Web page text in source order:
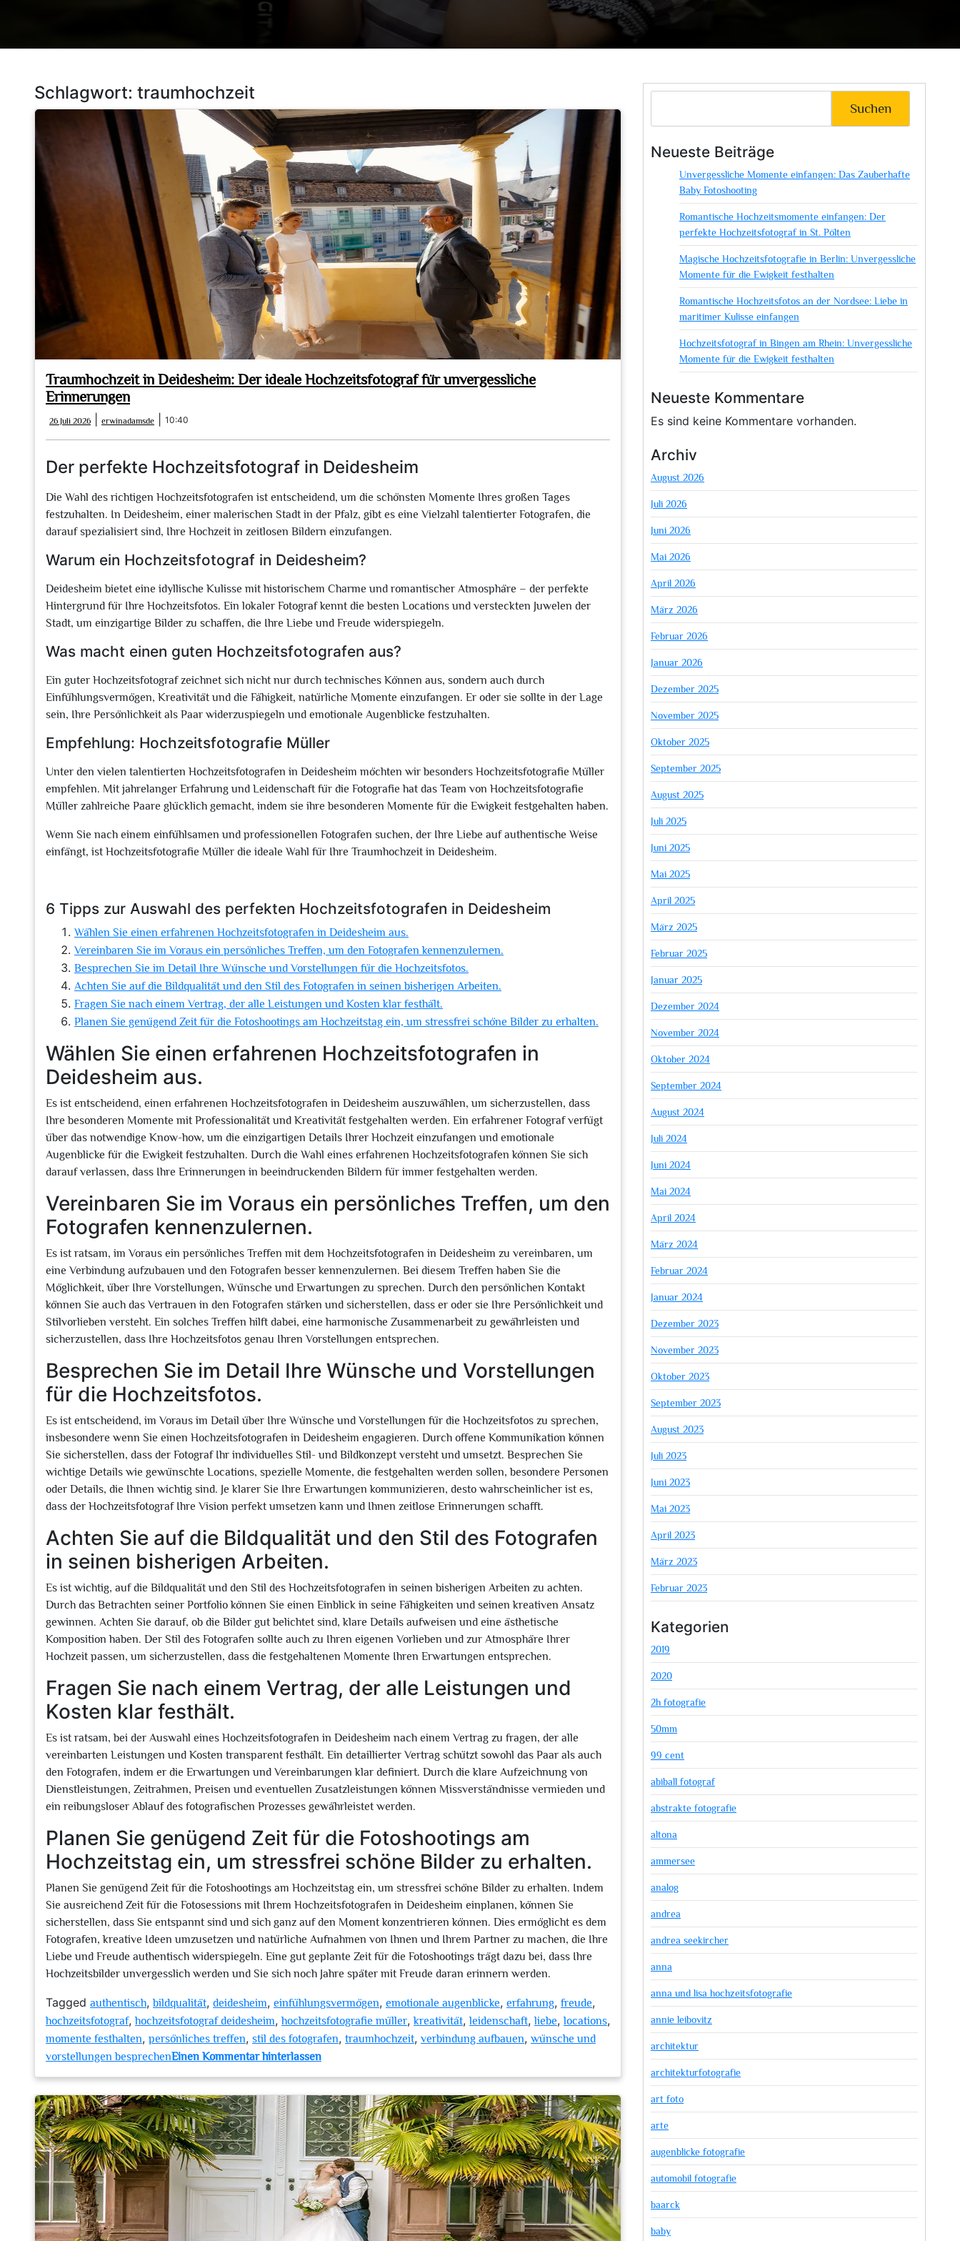
Schlagwort: traumhochzeit
Traumhochzeit in Deidesheim: Der ideale Hochzeitsfotograf für unvergessliche
Erinnerungen
26 Juli 2026
Juli
2026
erwinadamsde erwinadamsde
10:40
Der perfekte Hochzeitsfotograf in Deidesheim
Die Wahl des richtigen Hochzeitsfotografen ist entscheidend, um die schönsten Momente Ihres großen Tages
festzuhalten. In Deidesheim, einer malerischen Stadt in der Pfalz, gibt es eine Vielzahl talentierter Fotografen, die
darauf spezialisiert sind, Ihre Hochzeit in zeitlosen Bildern einzufangen.
Warum ein Hochzeitsfotograf in Deidesheim?
Deidesheim bietet eine idyllische Kulisse mit historischem Charme und romantischer Atmosphäre – der perfekte
Hintergrund für Ihre Hochzeitsfotos. Ein lokaler Fotograf kennt die besten Locations und versteckten Juwelen der
Stadt, um einzigartige Bilder zu schaffen, die Ihre Liebe und Freude widerspiegeln.
Was macht einen guten Hochzeitsfotografen aus?
Ein guter Hochzeitsfotograf zeichnet sich nicht nur durch technisches Können aus, sondern auch durch
Einfühlungsvermögen, Kreativität und die Fähigkeit, natürliche Momente einzufangen. Er oder sie sollte in der Lage
sein, Ihre Persönlichkeit als Paar widerzuspiegeln und emotionale Augenblicke festzuhalten.
Empfehlung: Hochzeitsfotografie Müller
Unter den vielen talentierten Hochzeitsfotografen in Deidesheim möchten wir besonders Hochzeitsfotografie Müller
empfehlen. Mit jahrelanger Erfahrung und Leidenschaft für die Fotografie hat das Team von Hochzeitsfotografie
Müller zahlreiche Paare glücklich gemacht, indem sie ihre besonderen Momente für die Ewigkeit festgehalten haben.
Wenn Sie nach einem einfühlsamen und professionellen Fotografen suchen, der Ihre Liebe auf authentische Weise
einfängt, ist Hochzeitsfotografie Müller die ideale Wahl für Ihre Traumhochzeit in Deidesheim.
6 Tipps zur Auswahl des perfekten Hochzeitsfotografen in Deidesheim
Wählen Sie einen erfahrenen Hochzeitsfotografen in Deidesheim aus.
Vereinbaren Sie im Voraus ein persönliches Treffen, um den Fotografen kennenzulernen.
Besprechen Sie im Detail Ihre Wünsche und Vorstellungen für die Hochzeitsfotos.
Achten Sie auf die Bildqualität und den Stil des Fotografen in seinen bisherigen Arbeiten.
Fragen Sie nach einem Vertrag, der alle Leistungen und Kosten klar festhält.
Planen Sie genügend Zeit für die Fotoshootings am Hochzeitstag ein, um stressfrei schöne Bilder zu erhalten.
Wählen Sie einen erfahrenen Hochzeitsfotografen in
Deidesheim aus.
Es ist entscheidend, einen erfahrenen Hochzeitsfotografen in Deidesheim auszuwählen, um sicherzustellen, dass
Ihre besonderen Momente mit Professionalität und Kreativität festgehalten werden. Ein erfahrener Fotograf verfügt
über das notwendige Know-how, um die einzigartigen Details Ihrer Hochzeit einzufangen und emotionale
Augenblicke für die Ewigkeit festzuhalten. Durch die Wahl eines erfahrenen Hochzeitsfotografen können Sie sich
darauf verlassen, dass Ihre Erinnerungen in beeindruckenden Bildern für immer festgehalten werden.
Vereinbaren Sie im Voraus ein persönliches Treffen, um den
Fotografen kennenzulernen.
Es ist ratsam, im Voraus ein persönliches Treffen mit dem Hochzeitsfotografen in Deidesheim zu vereinbaren, um
eine Verbindung aufzubauen und den Fotografen besser kennenzulernen. Bei diesem Treffen haben Sie die
Möglichkeit, über Ihre Vorstellungen, Wünsche und Erwartungen zu sprechen. Durch den persönlichen Kontakt
können Sie auch das Vertrauen in den Fotografen stärken und sicherstellen, dass er oder sie Ihre Persönlichkeit und
Stilvorlieben versteht. Ein solches Treffen hilft dabei, eine harmonische Zusammenarbeit zu gewährleisten und
sicherzustellen, dass Ihre Hochzeitsfotos genau Ihren Vorstellungen entsprechen.
Besprechen Sie im Detail Ihre Wünsche und Vorstellungen
für die Hochzeitsfotos.
Es ist entscheidend, im Voraus im Detail über Ihre Wünsche und Vorstellungen für die Hochzeitsfotos zu sprechen,
insbesondere wenn Sie einen Hochzeitsfotografen in Deidesheim engagieren. Durch offene Kommunikation können
Sie sicherstellen, dass der Fotograf Ihr individuelles Stil- und Bildkonzept versteht und umsetzt. Besprechen Sie
wichtige Details wie gewünschte Locations, spezielle Momente, die festgehalten werden sollen, besondere Personen
oder Details, die Ihnen wichtig sind. Je klarer Sie Ihre Erwartungen kommunizieren, desto wahrscheinlicher ist es,
dass der Hochzeitsfotograf Ihre Vision perfekt umsetzen kann und Ihnen zeitlose Erinnerungen schafft.
Achten Sie auf die Bildqualität und den Stil des Fotografen
in seinen bisherigen Arbeiten.
Es ist wichtig, auf die Bildqualität und den Stil des Hochzeitsfotografen in seinen bisherigen Arbeiten zu achten.
Durch das Betrachten seiner Portfolio können Sie einen Einblick in seine Fähigkeiten und seinen kreativen Ansatz
gewinnen. Achten Sie darauf, ob die Bilder gut belichtet sind, klare Details aufweisen und eine ästhetische
Komposition haben. Der Stil des Fotografen sollte auch zu Ihren eigenen Vorlieben und zur Atmosphäre Ihrer
Hochzeit passen, um sicherzustellen, dass die festgehaltenen Momente Ihren Erwartungen entsprechen.
Fragen Sie nach einem Vertrag, der alle Leistungen und
Kosten klar festhält.
Es ist ratsam, bei der Auswahl eines Hochzeitsfotografen in Deidesheim nach einem Vertrag zu fragen, der alle
vereinbarten Leistungen und Kosten transparent festhält. Ein detaillierter Vertrag schützt sowohl das Paar als auch
den Fotografen, indem er die Erwartungen und Vereinbarungen klar definiert. Durch die klare Aufzeichnung von
Dienstleistungen, Zeitrahmen, Preisen und eventuellen Zusatzleistungen können Missverständnisse vermieden und
ein reibungsloser Ablauf des fotografischen Prozesses gewährleistet werden.
Planen Sie genügend Zeit für die Fotoshootings am
Hochzeitstag ein, um stressfrei schöne Bilder zu erhalten.
Planen Sie genügend Zeit für die Fotoshootings am Hochzeitstag ein, um stressfrei schöne Bilder zu erhalten. Indem
Sie ausreichend Zeit für die Fotosessions mit Ihrem Hochzeitsfotografen in Deidesheim einplanen, können Sie
sicherstellen, dass Sie entspannt sind und sich ganz auf den Moment konzentrieren können. Dies ermöglicht es dem
Fotografen, kreative Ideen umzusetzen und natürliche Aufnahmen von Ihnen und Ihrem Partner zu machen, die Ihre
Liebe und Freude authentisch widerspiegeln. Eine gut geplante Zeit für die Fotoshootings trägt dazu bei, dass Ihre
Hochzeitsbilder unvergesslich werden und Sie sich noch Jahre später mit Freude daran erinnern werden.
Tagged authentisch,bildqualität, deidesheim, einfühlungsvermögen, emotionale augenblicke, erfahrung, freude,
hochzeitsfotograf,hochzeitsfotograf deidesheim,hochzeitsfotografie müller,kreativität,leidenschaft,liebe,locations,
momente festhalten, persönliches treffen, stil des fotografen, traumhochzeit, verbindung aufbauen, wünsche und
vorstellungen besprechenEinen Kommentar hinterlassenzu
Deidesheim:
Der
ideale
Hochzeitsfotograf
für
unvergessliche
Erinnerungen
Suchen
Neueste Beiträge
Unvergessliche Momente einfangen: Das Zauberhafte
Baby Fotoshooting
Romantische Hochzeitsmomente einfangen: Der
perfekte Hochzeitsfotograf in St. Pölten
Magische Hochzeitsfotografie in Berlin: Unvergessliche
Momente für die Ewigkeit festhalten
Romantische Hochzeitsfotos an der Nordsee: Liebe in
maritimer Kulisse einfangen
Hochzeitsfotograf in Bingen am Rhein: Unvergessliche
Momente für die Ewigkeit festhalten
Neueste Kommentare
Es sind keine Kommentare vorhanden.
Archiv
August 2026
Juli 2026
Juni 2026
Mai 2026
April 2026
März 2026
Februar 2026
Januar 2026
Dezember 2025
November 2025
Oktober 2025
September 2025
August 2025
Juli 2025
Juni 2025
Mai 2025
April 2025
März 2025
Februar 2025
Januar 2025
Dezember 2024
November 2024
Oktober 2024
September 2024
August 2024
Juli 2024
Juni 2024
Mai 2024
April 2024
März 2024
Februar 2024
Januar 2024
Dezember 2023
November 2023
Oktober 2023
September 2023
August 2023
Juli 2023
Juni 2023
Mai 2023
April 2023
März 2023
Februar 2023
Kategorien
2019
2020
2h fotografie
50mm
99 cent
abiball fotograf
abstrakte fotografie
altona
ammersee
analog
andrea
andrea seekircher
anna
anna und lisa hochzeitsfotografie
annie leibovitz
architektur
architekturfotografie
art foto
arte
augenblicke fotografie
automobil fotografie
baarck
baby